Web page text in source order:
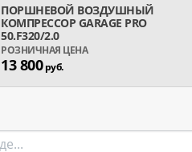
ПОРШНЕВОЙ ВОЗДУШНЫЙ
КОМПРЕССОР GARAGE PRO
50.F320/2.0
13 800руб.